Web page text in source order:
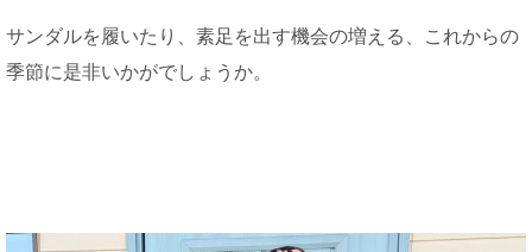
サンダルを履いたり、素足を出す機会の増える、これからの
季節に是非いかがでしょうか。